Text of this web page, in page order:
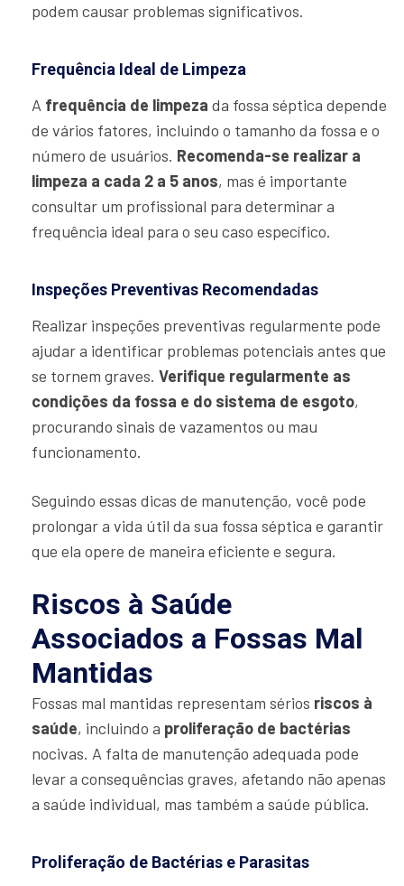
podem causar problemas significativos.
Frequência Ideal de Limpeza
A frequência de limpeza da fossa séptica depende
de vários fatores, incluindo o tamanho da fossa e o
número de usuários. Recomenda-se realizar a
limpeza a cada 2 a 5 anos, mas é importante
consultar um profissional para determinar a
frequência ideal para o seu caso específico.
Inspeções Preventivas Recomendadas
Realizar inspeções preventivas regularmente pode
ajudar a identificar problemas potenciais antes que
se tornem graves. Verifique regularmente as
condições da fossa e do sistema de esgoto,
procurando sinais de vazamentos ou mau
funcionamento.
Seguindo essas dicas de manutenção, você pode
prolongar a vida útil da sua fossa séptica e garantir
que ela opere de maneira eficiente e segura.
Riscos à Saúde
Associados a Fossas Mal
Mantidas
Fossas mal mantidas representam sérios riscos à
saúde, incluindo a proliferação de bactérias
nocivas. A falta de manutenção adequada pode
levar a consequências graves, afetando não apenas
a saúde individual, mas também a saúde pública.
Proliferação de Bactérias e Parasitas